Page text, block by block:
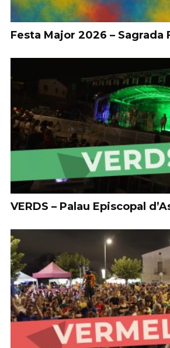
Festa Major 2026 – Sagrada
VERDS – Palau Episcopal